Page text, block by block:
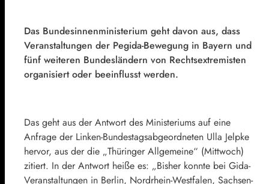
Das Bundesinnenministerium geht davon aus, dass
Veranstaltungen der Pegida-Bewegung in Bayern und
fünf weiteren Bundesländern von Rechtsextremisten
organisiert oder beeinflusst werden.
Das geht aus der Antwort des Ministeriums auf eine
Anfrage der Linken-Bundestagsabgeordneten Ulla Jelpke
hervor, aus der die „Thüringer Allgemeine“ (Mittwoch)
zitiert. In der Antwort heiße es: „Bisher konnte bei Gida-
Veranstaltungen in Berlin, Nordrhein-Westfalen, Sachsen-